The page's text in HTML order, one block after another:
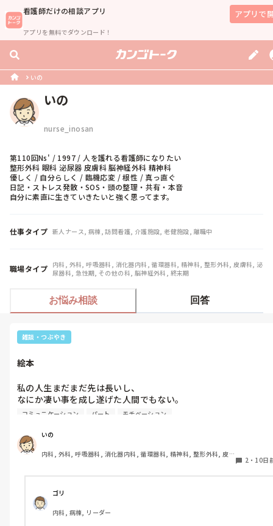
看護師だけの相談アプリ
アプリを無料でダウンロード！
アプリで
いの
いの
nurse_inosan
第110回Ns' / 1997 / 人を護れる看護師になりたい
整形外科 眼科 泌尿器 皮膚科 脳神経外科 精神科
優しく / 自分らしく / 臨機応変 / 根性 / 真っ直ぐ
日記・ストレス発散・SOS・頭の整理・共有・本音
自分に素直に生きていきたいと強く思ってます。
仕事タイプ 新人ナース, 病棟, 訪問看護, 介護施設, 老健施設, 離職中
職場タイプ 内科, 外科, 呼吸器科, 消化器内科, 循環器科, 精神科, 整形外科, 皮膚科, 泌
尿器科, 急性期, その他の科, 脳神経外科, 終末期
お悩み相談 回答
雑談・つぶやき
絵本
私の人生まだまだ先は長いし、
なにか凄い事を成し遂げた人間でもない。
いろんな経験が豊富なわけでもない。
だけど、なんとなーく、思った事があります。
自分の今までの人生、
嫌だった事、嬉しかった事。
絵本にしてみようかな。
コミュニケーション パート モチベーション
いの
内科, 外科, 呼吸器科, 消化器内科, 循環器科, 精神科, 整形外科, 皮
2 ・ 10日
ゴリ
内科, 病棟, リーダー